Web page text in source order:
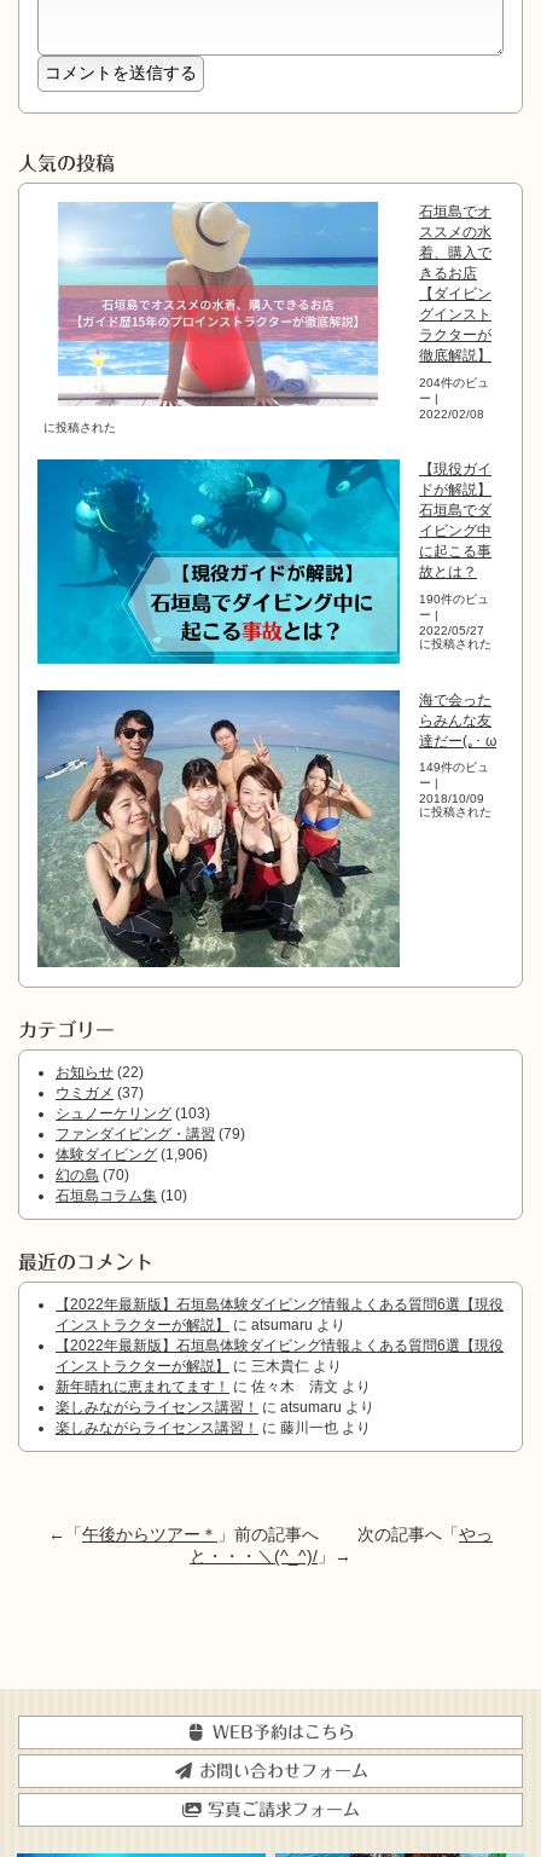
人気の投稿
石垣島でオ
ススメの水
着、購入で
きるお店
【ダイビン
グインスト
ラクターが
徹底解説】
204件のビュ
ー |
2022/02/08
に投稿された
【現役ガイ
ドが解説】
石垣島でダ
イビング中
に起こる事
故とは？
190件のビュ
ー |
2022/05/27
に投稿された
海で会った
らみんな友
達だー(｡･ ω
149件のビュ
ー
2018/10/09
に投稿された
カテゴリー
お知らせ (22)
ウミガメ (37)
シュノーケリング (103)
ファンダイビング・講習 (79)
体験ダイビング (1,906)
幻の島 (70)
石垣島コラム集 (10)
最近のコメント
【2022年最新版】石垣島体験ダイビング情報よくある質問6選【現役
インストラクターが解説】
に atsumaru より
【2022年最新版】石垣島体験ダイビング情報よくある質問6選【現役
インストラクターが解説】
に 三木貴仁 より
新年晴れに恵まれてます！
に 佐々木 清文 より
楽しみながらライセンス講習！
に atsumaru より
楽しみながらライセンス講習！
に 藤川一也 より
←「午後からツアー＊ 」前の記事へ 次の記事へ「やっ
と・・・＼(^_^)/ 」→
WEB予約はこちら
お問い合わせフォーム
写真ご請求フォーム